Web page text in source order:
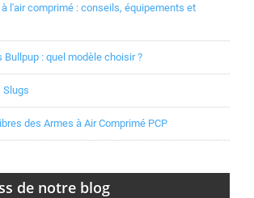
l'air comprimé : conseils, équipements et
Bullpup : quel modèle choisir ?
Slugs
des Armes à Air Comprimé PCP
de notre blog